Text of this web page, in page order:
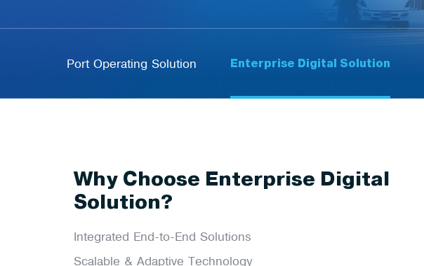
Port Operating Solution Enterprise Digital Solution
Why Choose Enterprise Digital
Solution?
Integrated End-to-End Solutions
Scalable & Adaptive Technology